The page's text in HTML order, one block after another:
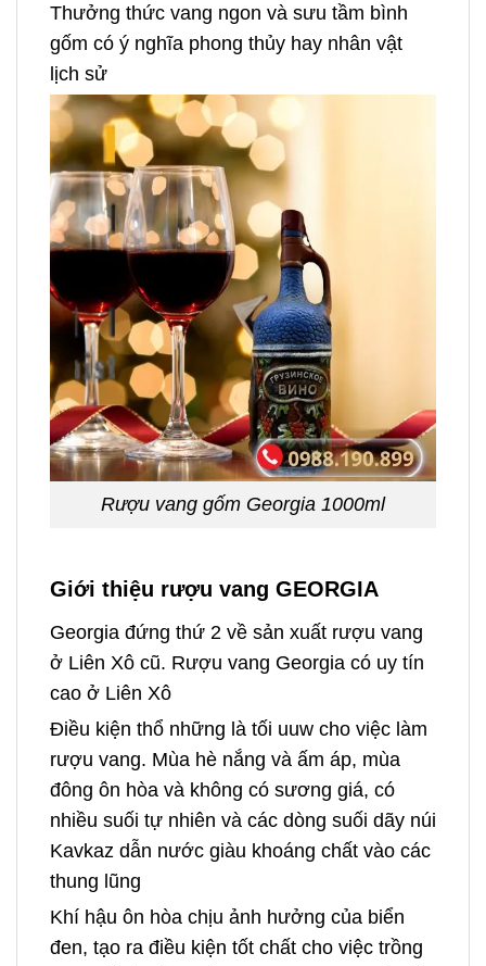
Thưởng thức vang ngon và sưu tầm bình
gốm có ý nghĩa phong thủy hay nhân vật
lịch sử
Rượu vang gốm Georgia 1000ml
Giới thiệu rượu vang GEORGIA
Georgia đứng thứ 2 về sản xuất rượu vang
ở Liên Xô cũ. Rượu vang Georgia có uy tín
cao ở Liên Xô
Điều kiện thổ những là tối uuw cho việc làm
rượu vang. Mùa hè nắng và ấm áp, mùa
đông ôn hòa và không có sương giá, có
nhiều suối tự nhiên và các dòng suối dãy núi
Kavkaz dẫn nước giàu khoáng chất vào các
thung lũng
Khí hậu ôn hòa chịu ảnh hưởng của biển
đen, tạo ra điều kiện tốt chất cho việc trồng